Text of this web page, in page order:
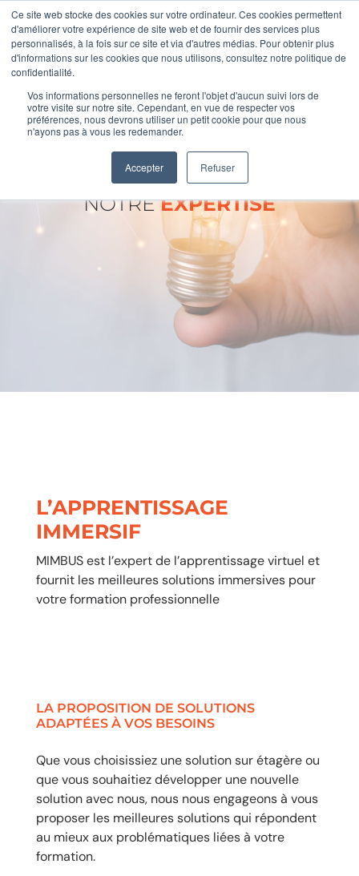
Ce site web stocke des cookies sur votre ordinateur. Ces cookies permettent
d'améliorer votre expérience de site web et de fournir des services plus
personnalisés, à la fois sur ce site et via d'autres médias. Pour obtenir plus
d'informations sur les cookies que nous utilisons, consultez notre politique de
confidentialité.
Vos informations personnelles ne feront l'objet d'aucun suivi lors de
votre visite sur notre site. Cependant, en vue de respecter vos
préférences, nous devrons utiliser un petit cookie pour que nous
n'ayons pas à vous les redemander.
Accepter Refuser
NOTREEXPERTISE
L’APPRENTISSAGE
IMMERSIF
MIMBUS est l’expert de l’apprentissage virtuel et
fournit les meilleures solutions immersives pour
votre formation professionnelle
LA PROPOSITION DE SOLUTIONS
ADAPTÉES À VOS BESOINS
Que vous choisissiez une solution sur étagère ou
que vous souhaitiez développer une nouvelle
solution avec nous, nous nous engageons à vous
proposer les meilleures solutions qui répondent
au mieux aux problématiques liées à votre
formation.